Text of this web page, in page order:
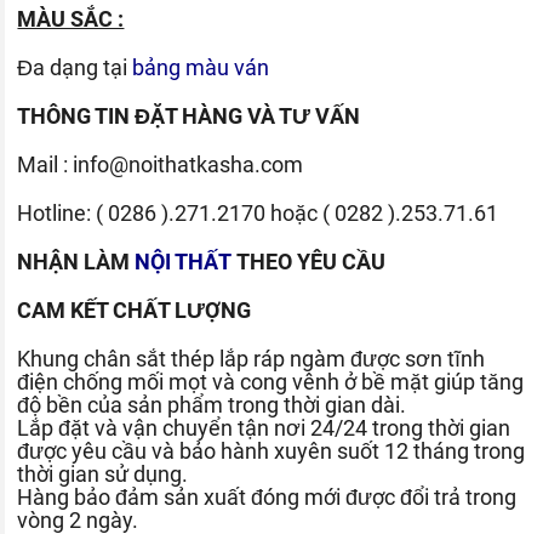
MÀU SẮC :
Đa dạng tại bảng màu ván
THÔNG TIN ĐẶT HÀNG VÀ TƯ VẤN
Mail : info@noithatkasha.com
Hotline: ( 0286 ).271.2170 hoặc ( 0282 ).253.71.61
NHẬN LÀM NỘI THẤTTHEO YÊU CẦU
CAM KẾT CHẤT LƯỢNG
Khung chân sắt thép lắp ráp ngàm được sơn tĩnh
điện chống mối mọt và cong vênh ở bề mặt giúp tăng
độ bền của sản phẩm trong thời gian dài.
Lắp đặt và vận chuyển tận nơi 24/24 trong thời gian
được yêu cầu và bảo hành xuyên suốt 12 tháng trong
thời gian sử dụng.
Hàng bảo đảm sản xuất đóng mới được đổi trả trong
vòng 2 ngày.